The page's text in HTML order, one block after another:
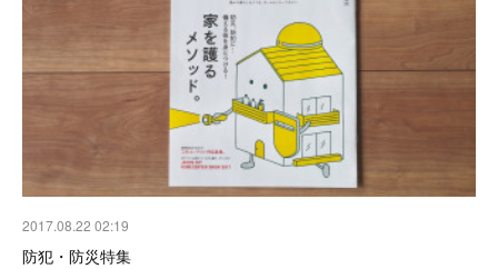
2017.08.22 02:19
防犯・防災特集